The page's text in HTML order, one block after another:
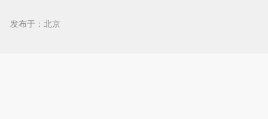
发布于：北京